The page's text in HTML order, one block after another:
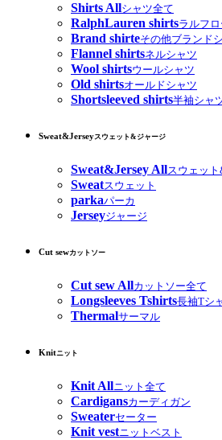
Shirts Allシャツ全て
RalphLauren shirtsラルフ
Brand shirteその他ブランド
Flannel shirtsネルシャツ
Wool shirtsウールシャツ
Old shirtsオールドシャツ
Shortsleeved shirts半袖シャ
Sweat&Jerseyスウェット&ジャージ
Sweat&Jersey Allスウェッ
Sweatスウェット
parkaパーカ
Jerseyジャージ
Cut sewカットソー
Cut sew Allカットソー全て
Longsleeves Tshirts長袖Tシ
Thermalサーマル
Knitニット
Knit Allニット全て
Cardigansカーディガン
Sweaterセーター
Knit vestニットベスト